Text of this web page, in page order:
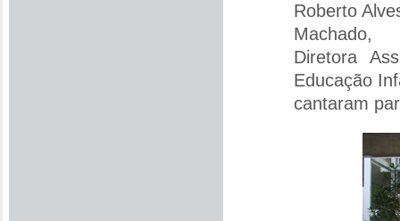
Roberto
Machado,
Diretora
Educação
cantaram